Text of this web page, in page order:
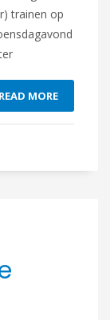
trainen op
READ MORE